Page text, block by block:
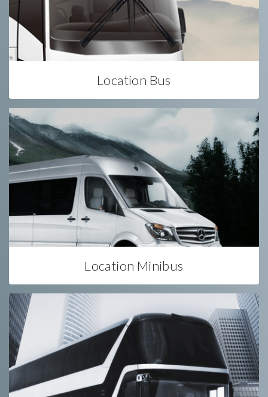
Location Bus
Location Minibus